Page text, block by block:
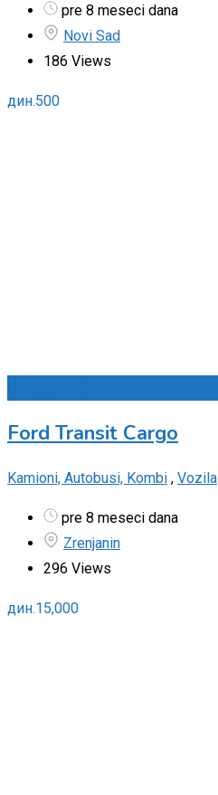
pre 8 meseci dana
Novi Sad
186 Views
дин.500
Ford Transit Cargo
Kamioni, Autobusi, Kombi , Vozila
pre 8 meseci dana
Zrenjanin
296 Views
дин.15,000